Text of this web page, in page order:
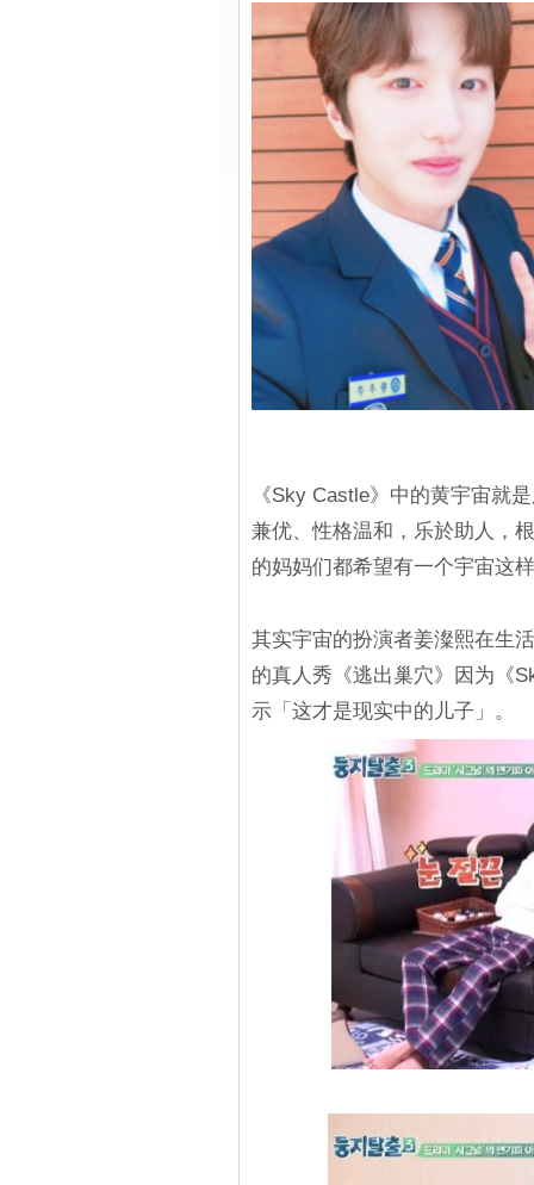
《Sky Castle》中的黄宇宙就
兼优、性格温和，乐於助人，
的妈妈们都希望有一个宇宙这
其实宇宙的扮演者姜澯熙在生
的真人秀《逃出巢穴》因为《
示「这才是现实中的儿子」。